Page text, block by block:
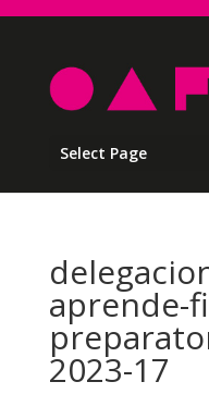
Select Page
aprende-
2023-17